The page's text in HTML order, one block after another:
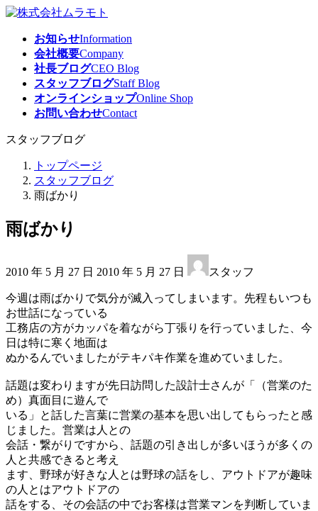
コ
プ
ナ
動
お知らせInformation
会社概要Company
社長ブログCEO Blog
スタッフブログStaff Blog
オンラインショップOnline Shop
お問い合わせContact
スタッフブログ
トップページ
スタッフブログ
雨ばかり
雨ばかり
2010 年 5 月 27 日 終
更
新
日
時
:
2010 年 5 月 27 日 スタッフ
今週は雨ばかりで気分が滅入ってしまいます。先程もいつも
お世話になっている
工務店の方がカッパを着ながら丁張りを行っていました、今
日は特に寒く地面は
ぬかるんでいましたがテキパキ作業を進めていました。
話題は変わりますが先日訪問した設計士さんが「（営業のた
め）真面目に遊んで
いる」と話した言葉に営業の基本を思い出してもらったと感
じました。営業は人との
会話・繋がりですから、話題の引き出しが多いほうが多くの
人と共感できると考え
ます、野球が好きな人とは野球の話をし、アウトドアが趣味
の人とはアウトドアの
話をする、その会話の中でお客様は営業マンを判断していま